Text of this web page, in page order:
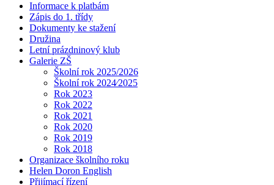
Informace k platbám
Zápis do 1. třídy
Dokumenty ke stažení
Družina
Letní prázdninový klub
Galerie ZŠ
Školní rok 2025/2026
Školní rok 2024⁄2025
Rok 2023
Rok 2022
Rok 2021
Rok 2020
Rok 2019
Rok 2018
Organizace školního roku
Helen Doron English
Přijímací řízení